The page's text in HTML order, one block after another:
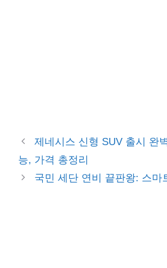
제네시스 신형 SUV 출시 완
능, 가격 총정리
국민 세단 연비 끝판왕: 스마